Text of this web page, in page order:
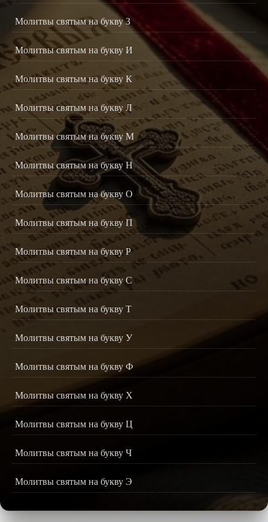
Молитвы святым на букву З
Молитвы святым на букву И
Молитвы святым на букву К
Молитвы святым на букву Л
Молитвы святым на букву М
Молитвы святым на букву Н
Молитвы святым на букву О
Молитвы святым на букву П
Молитвы святым на букву Р
Молитвы святым на букву С
Молитвы святым на букву Т
Молитвы святым на букву У
Молитвы святым на букву Ф
Молитвы святым на букву Х
Молитвы святым на букву Ц
Молитвы святым на букву Ч
Молитвы святым на букву Э